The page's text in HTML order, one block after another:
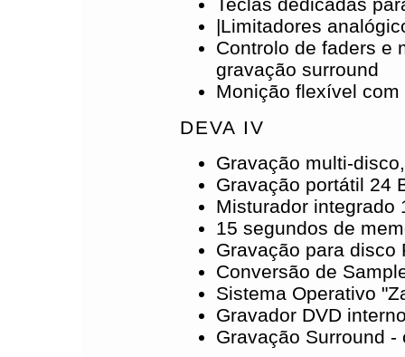
|Limitadores
Controlo de faders e
gravação surround
Monição flexível
DEVA IV
Gravação multi-
Gravação portátil 24
Misturador integrado
15 segundos de
Gravação para disco
Conversão de
Sistema Operativo
Gravador DVD
Gravação Surround